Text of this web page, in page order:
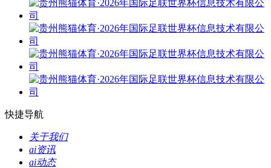
快捷导航
关于我们
ai资讯
ai动态